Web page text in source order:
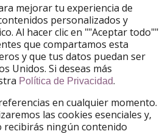
HolidayPirates
WakacyjniPiraci
Ferienpiraten
Urlaubspiraten
Información legal
mejorar tu experiencia de
personalizados y
Al hacer clic en ""Aceptar todo""
que compartamos esta
y que tus datos puedan ser
Unidos. Si deseas más
Política de Privacidad.
en cualquier momento.
las cookies esenciales y,
recibirás ningún contenido